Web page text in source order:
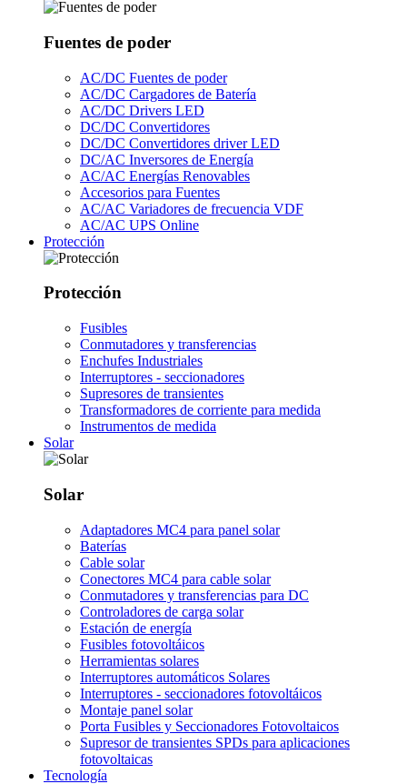
Fuentes de poder
AC/DC Fuentes de poder
AC/DC Cargadores de Batería
AC/DC Drivers LED
DC/DC Convertidores
DC/DC Convertidores driver LED
DC/AC Inversores de Energía
AC/AC Energías Renovables
Accesorios para Fuentes
AC/AC Variadores de frecuencia VDF
AC/AC UPS Online
Protección
Protección
Fusibles
Conmutadores y transferencias
Enchufes Industriales
Interruptores - seccionadores
Supresores de transientes
Transformadores de corriente para medida
Instrumentos de medida
Solar
Solar
Adaptadores MC4 para panel solar
Baterías
Cable solar
Conectores MC4 para cable solar
Conmutadores y transferencias para DC
Controladores de carga solar
Estación de energía
Fusibles fotovoltáicos
Herramientas solares
Interruptores automáticos Solares
Interruptores - seccionadores fotovoltáicos
Montaje panel solar
Porta Fusibles y Seccionadores Fotovoltaicos
Supresor de transientes SPDs para aplicaciones
fotovoltaicas
Tecnología